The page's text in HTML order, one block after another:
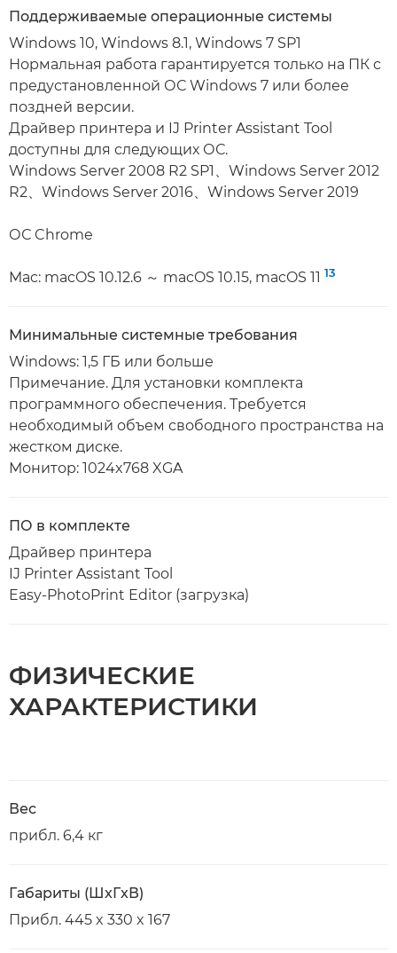
Поддерживаемые операционные системы
Windows 10, Windows 8.1, Windows 7 SP1
Нормальная работа гарантируется только на ПК с
предустановленной ОС Windows 7 или более
поздней версии.
Драйвер принтера и IJ Printer Assistant Tool
доступны для следующих ОС.
Windows Server 2008 R2 SP1、Windows Server 2012
R2、Windows Server 2016、Windows Server 2019
ОС Chrome
Mac: macOS 10.12.6 ～ macOS 10.15, macOS 11 13
Минимальные системные требования
Windows: 1,5 ГБ или больше
Примечание. Для установки комплекта
программного обеспечения. Требуется
необходимый объем свободного пространства на
жестком диске.
Монитор: 1024x768 XGA
ПО в комплекте
Драйвер принтера
IJ Printer Assistant Tool
Easy-PhotoPrint Editor (загрузка)
ФИЗИЧЕСКИЕ
ХАРАКТЕРИСТИКИ
Вес
прибл. 6,4 кг
Габариты (ШxГxВ)
Прибл. 445 x 330 x 167